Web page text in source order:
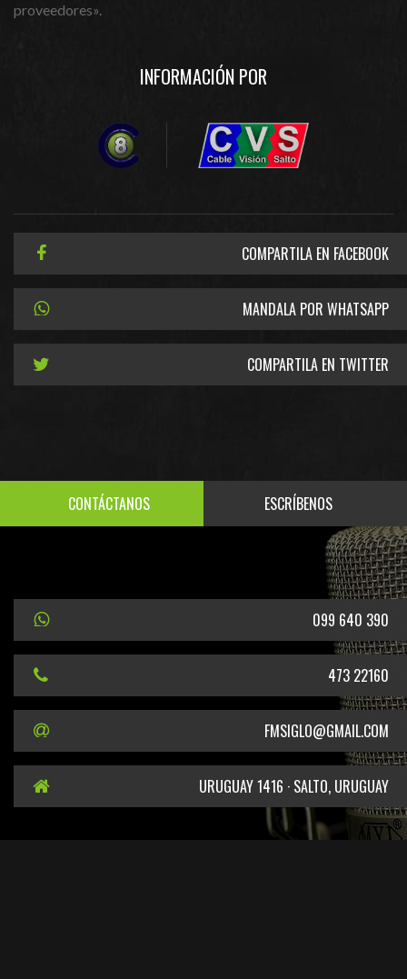
proveedores».
INFORMACIÓN POR
COMPARTILA EN FACEBOOK
MANDALA POR WHATSAPP
COMPARTILA EN TWITTER
CONTÁCTANOS ESCRÍBENOS
099 640 390
473 22160
FMSIGLO@GMAIL.COM
URUGUAY 1416 · SALTO, URUGUAY